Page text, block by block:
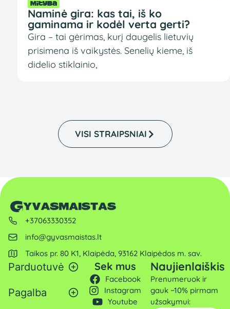
Mityba
Naminė gira: kas tai, iš ko
gaminama ir kodėl verta gerti?
Gira – tai gėrimas, kurį daugelis lietuvių
prisimena iš vaikystės. Senelių kieme, iš
didelio stiklainio,
VISI STRAIPSNIAI
+37063330352
info@gyvasmaistas.lt
Taikos pr. 80 K1, Klaipėda, 93162 Klaipėdos m. sav.
Parduotuvė
Pagalba
Sek mus
Facebook
Instagram
Youtube
Naujienlaiškis
Prenumeruok ir
gauk −10% pirmam
užsakymui: